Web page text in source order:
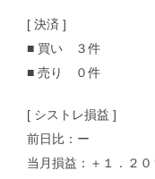
[ 決済 ]
■ 買い ３件
■ 売り ０件
[ シストレ損益 ]
前日比：ー
当月損益：＋１．２０